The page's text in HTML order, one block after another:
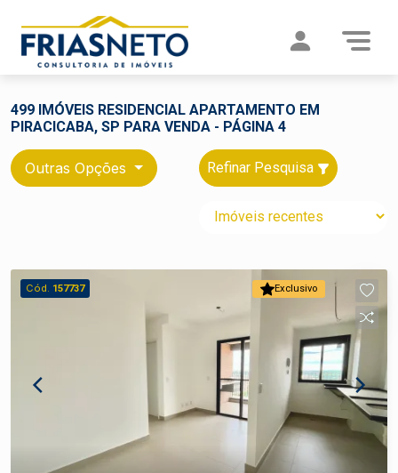
499 IMÓVEIS RESIDENCIAL APARTAMENTO EM
PIRACICABA, SP PARA VENDA - PÁGINA 4
Outras Opções Refinar Pesquisa
Exclusivo
Cód. 157737